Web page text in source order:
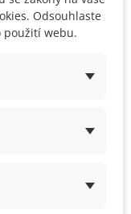
Odsouhlaste
použití webu.